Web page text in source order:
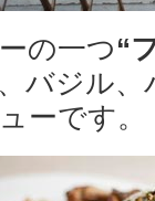
の一つ“
バジル
ーです。